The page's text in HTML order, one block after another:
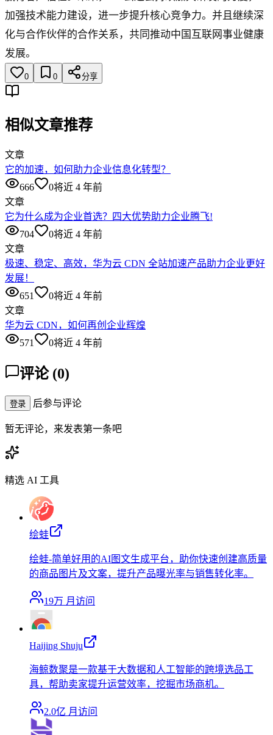
加强技术能力建设，进一步提升核心竞争力。并且继续深
化与合作伙伴的合作关系，共同推动中国互联网事业健康
发展。
0 0 分享
相似文章推荐
文章
它的加速，如何助力企业信息化转型？
666
0将近 4 年前
文章
它为什么成为企业首选？四大优势助力企业腾飞!
704
0将近 4 年前
文章
极速、稳定、高效，华为云 CDN 全站加速产品助力企业更好
发展！
651
0将近 4 年前
文章
华为云 CDN，如何再创企业辉煌
571
0将近 4 年前
评论 (0)
登录 后参与评论
暂无评论，来发表第一条吧
精选 AI 工具
绘蛙
绘蛙-简单好用的AI图文生成平台，助你快速创建高质量
的商品图片及文案，提升产品曝光率与销售转化率。
19万 月访问
Haijing Shuju
海鲸数聚是一款基于大数据和人工智能的跨境选品工
具，帮助卖家提升运营效率，挖掘市场商机。
2.0亿 月访问